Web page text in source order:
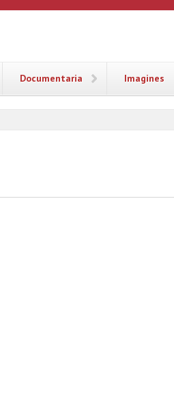
Documentaria Imagines